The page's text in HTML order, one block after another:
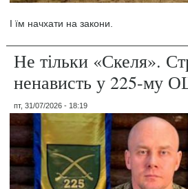
І їм начхати на закони.
Не тільки «Скеля».
ненависть у 225-му
пт, 31/07/2026 - 18:19